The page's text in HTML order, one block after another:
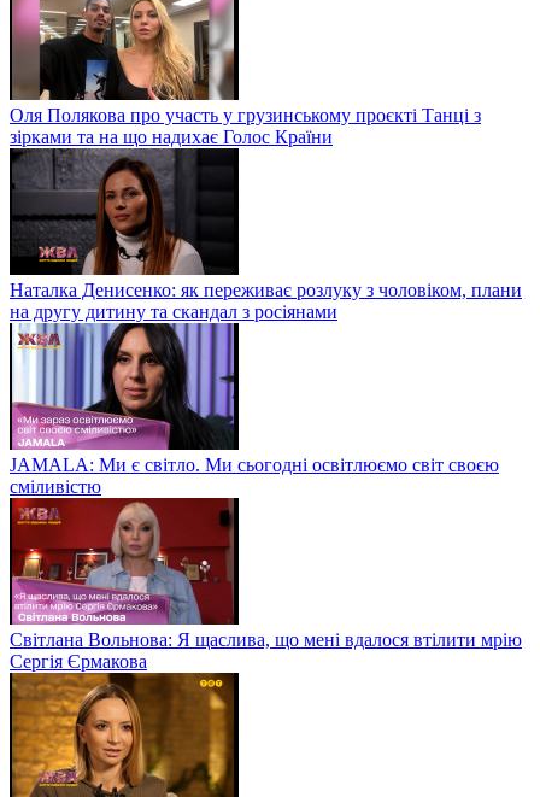
Оля Полякова про участь у грузинському проєкті Танці з
зірками та на що надихає Голос Країни
Наталка Денисенко: як переживає розлуку з чоловіком, плани
на другу дитину та скандал з росіянами
JAMALA: Ми є світло. Ми сьогодні освітлюємо світ своєю
сміливістю
Світлана Вольнова: Я щаслива, що мені вдалося втілити мрію
Сергія Єрмакова